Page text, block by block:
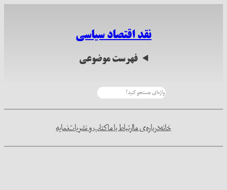
نقد اقتصاد سیاسی
فهرست موضوعی
خانهدرباره‌ی ماارتباط با ماکتاب و نشریاتنمایه